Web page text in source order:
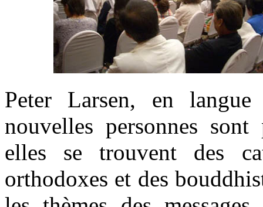
Peter Larsen, en
nouvelles personnes
elles se trouvent des
orthodoxes et des